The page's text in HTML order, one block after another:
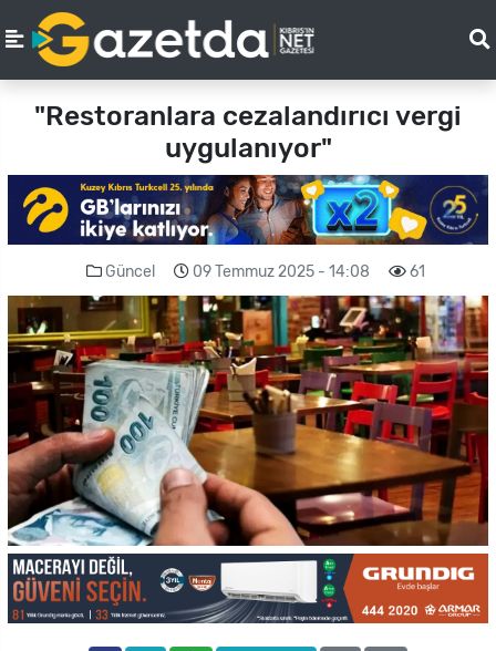
"Restoranlara cezalandırıcı vergi
uygulanıyor"
Güncel 09 Temmuz 2025 - 14:08 61